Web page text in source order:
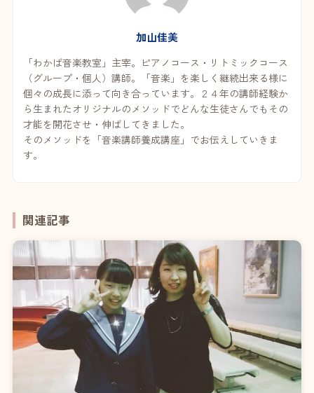
加山佳美
「わかば音楽教室」主宰。ピアノコース・リトミックコース
（グループ・個人）講師。「音楽」を楽しく継続出来る様に
個々の成長に添って向き合っています。２４年の講師経験か
ら生まれたオリジナルのメソッドでどんな生徒さんでもその
才能を開花させ・伸ばしてきました。
そのメソッドを「音楽講師養成講座」でお伝えしていきま
す。
関連記事